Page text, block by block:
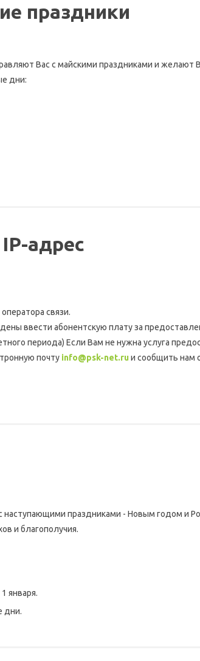
праздники
Вас с майскими праздниками и желают
дни:
адрес
связи.
ввести абонентскую плату за
периода) Если Вам не нужна услуга
почту info@psk-net.ruи сообщить нам
наступающими праздниками - Новым годом и
и благополучия.
января.
дни.